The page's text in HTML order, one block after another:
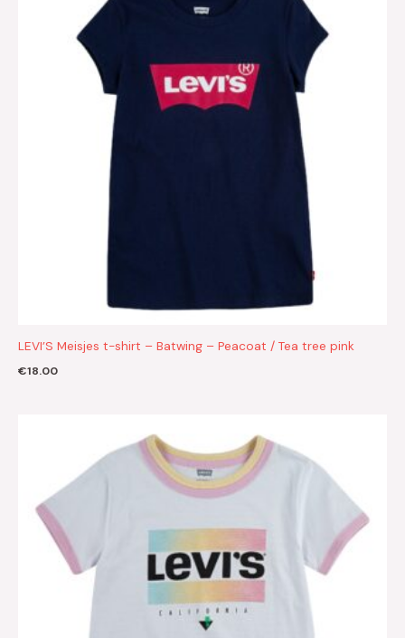
LEVI’S Meisjes t-shirt – Batwing – Peacoat / Tea tree pink
€18.00